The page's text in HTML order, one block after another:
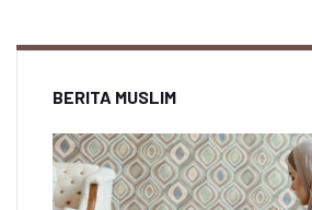
BERITA MUSLIM